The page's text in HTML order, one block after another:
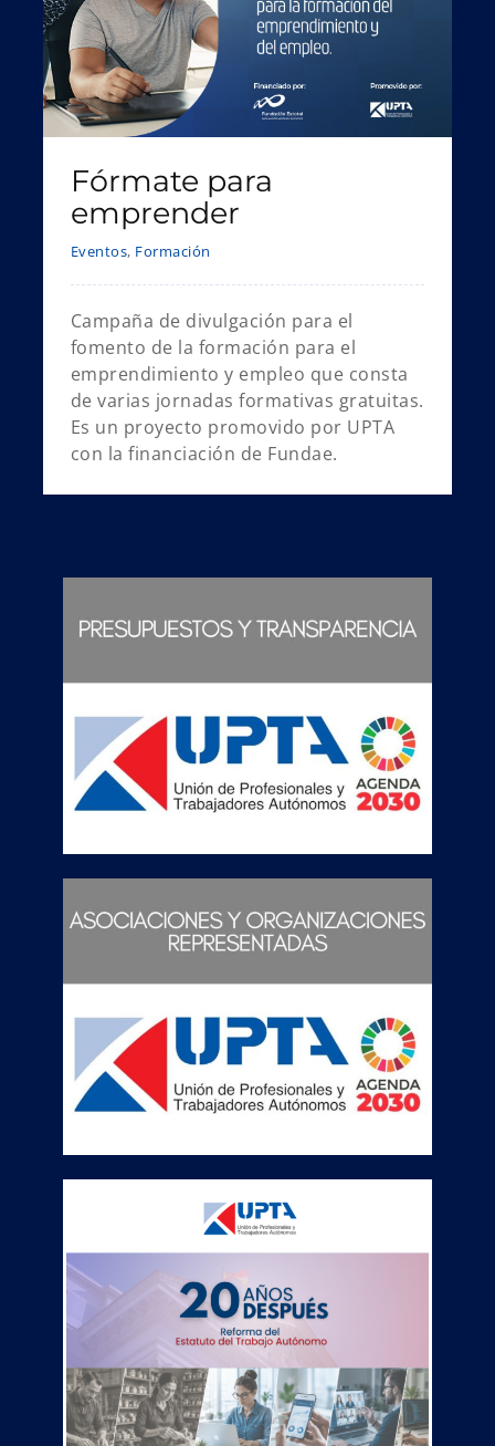
Fórmate para
emprender
Eventos, Formación
Campaña de divulgación para el
fomento de la formación para el
emprendimiento y empleo que consta
de varias jornadas formativas gratuitas.
Es un proyecto promovido por UPTA
con la financiación de Fundae.